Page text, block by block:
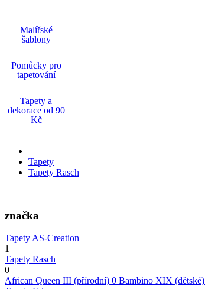
Malířské
šablony
Pomůcky pro
tapetování
Tapety a
dekorace od 90
Kč
Tapety
Tapety Rasch
značka
Tapety AS-Creation
1
Tapety Rasch
0
African Queen III (přírodní) 0 Bambino XIX (dětské)